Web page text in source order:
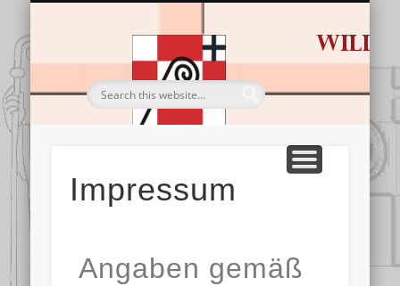
Impressum
Angaben gemäß